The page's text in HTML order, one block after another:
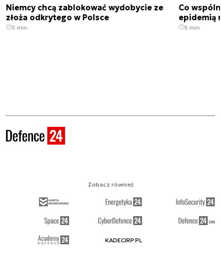
Niemcy chcą zablokować wydobycie ze
złoża odkrytego w Polsce
5 min.
Co
epidemią
5 min.
Zobacz również
KADECIRP.PL